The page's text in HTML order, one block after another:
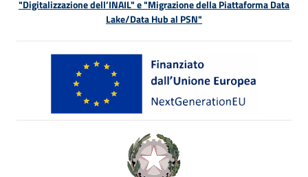
"Digitalizzazione dell’INAIL" e "Migrazione della Piattaforma Data
Lake/Data Hub al PSN"